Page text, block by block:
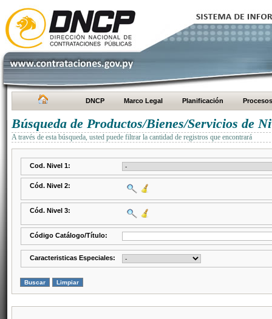
DNCP Marco Legal Planificación Procesos
Búsqueda de Productos/Bienes/Servicios de
A través de esta búsqueda, usted puede filtrar la cantidad de registros que encontrará
Cod. Nivel 1:
Cód. Nivel 2:
Cód. Nivel 3:
Código Catálogo/Título:
Caracteristicas Especiales: